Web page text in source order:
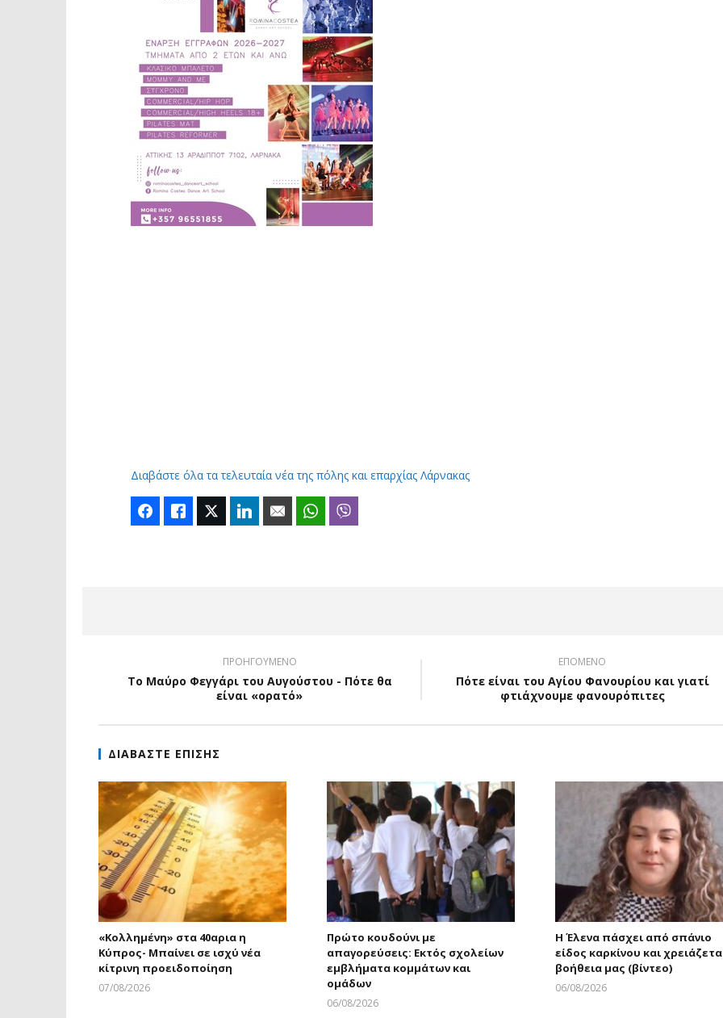
Διαβάστε όλα τα τελευταία νέα της πόλης και επαρχίας Λάρνακας
FacebookLike Twitter LinkedIn Email WhatsApp
ΠΡΟΗΓΟΥΜΕΝΟ
Το Μαύρο Φεγγάρι του Αυγούστου - Πότε θα
είναι «ορατό»
ΕΠΟΜΕΝΟ
Πότε είναι του Αγίου Φανουρίου και γιατί
φτιάχνουμε φανουρόπιτες
ΔΙΑΒΑΣΤΕ ΕΠΙΣΗΣ
«Κολλημένη» στα 40αρια η
Κύπρος- Μπαίνει σε ισχύ νέα
κίτρινη προειδοποίηση
07/08/2026
Πρώτο κουδούνι με
απαγορεύσεις: Εκτός σχολείων
εμβλήματα κομμάτων και
ομάδων
06/08/2026
Η Έλενα πάσχει από σπάνιο
είδος καρκίνου και
βοήθεια μας (βίντεο)
06/08/2026